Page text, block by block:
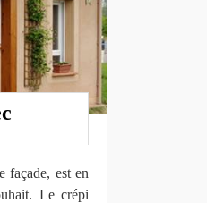
façade, est en
Le crépi